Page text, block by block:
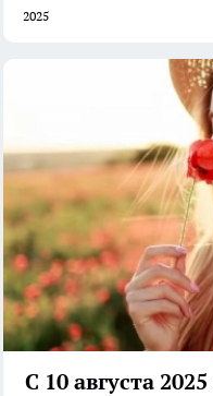
2025
С 10 августа